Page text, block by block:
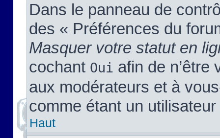
Dans le panneau de
des « Préférences du
Masquer votre statut en
cochant Oui afin de n’être
aux modérateurs et à
comme étant un
Haut